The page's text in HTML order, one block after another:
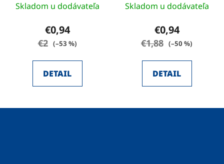
hodnotenie
produktu
je
5
Skladom u dodávateľa
€0,94
€2 (–53 %)
DETAIL
Skladom u dodávateľa
€0,94
€1,88 (–50 %)
DETAIL